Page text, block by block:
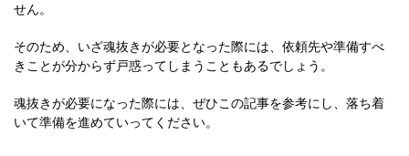
せん。
そのため、いざ魂抜きが必要となった際には、依頼先や準備すべ
きことが分からず戸惑ってしまうこともあるでしょう。
魂抜きが必要になった際には、ぜひこの記事を参考にし、落ち着
いて準備を進めていってください。